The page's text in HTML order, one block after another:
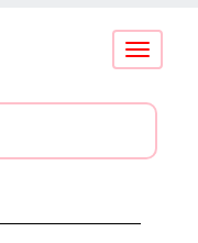
Conmutar